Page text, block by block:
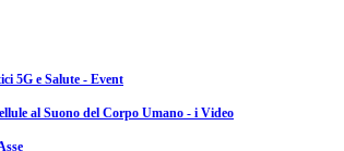
5G e Salute - Event
al Suono del Corpo Umano - i Video